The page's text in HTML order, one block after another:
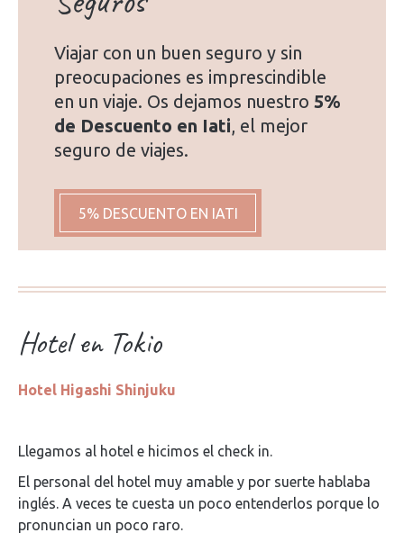
Viajar con un buen seguro y sin
preocupaciones es imprescindible
en un viaje. Os dejamos nuestro 5%
de Descuento en Iati, el mejor
seguro de viajes.
5% DESCUENTO EN IATI
Hotel en Tokio
Hotel Higashi Shinjuku
Llegamos al hotel e hicimos el check in.
El personal del hotel muy amable y por suerte hablaba
inglés. A veces te cuesta un poco entenderlos porque lo
pronuncian un poco raro.